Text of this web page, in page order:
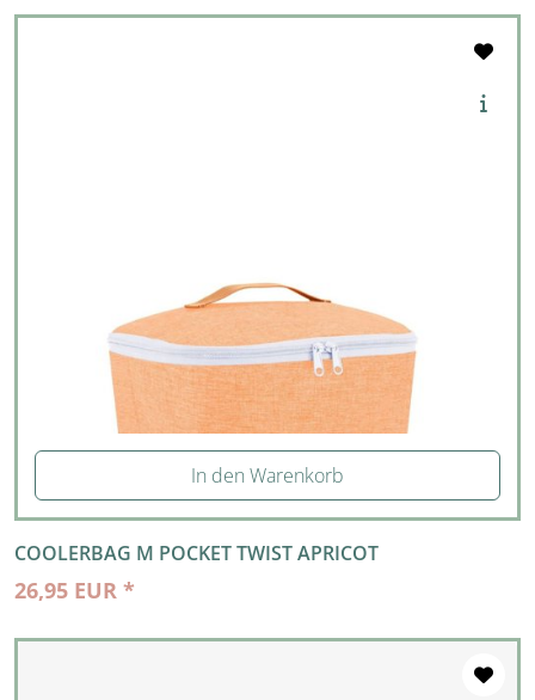
In den Warenkorb
COOLERBAG M POCKET TWIST APRICOT
26,95 EUR *